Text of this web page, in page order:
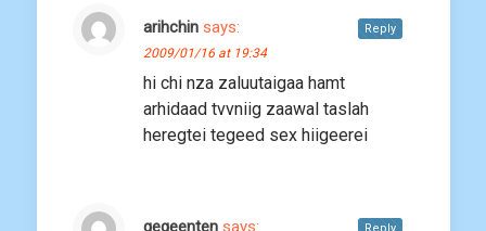
arihchin says:
2009/01/16 at 19:34
hi chi nza zaluutaigaa hamt
arhidaad tvvniig zaawal taslah
heregtei tegeed sex hiigeerei
Reply